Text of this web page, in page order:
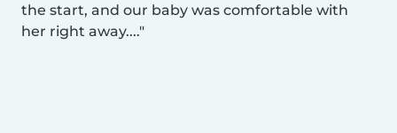
the start, and our baby was comfortable with
her right away....